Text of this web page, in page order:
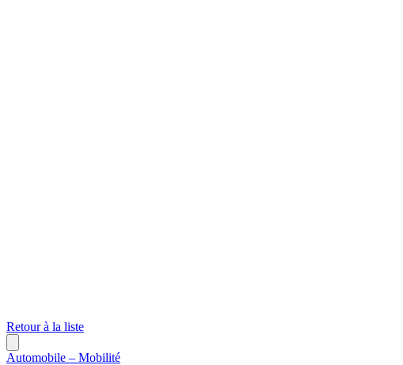
Retour à la liste
Automobile – Mobilité